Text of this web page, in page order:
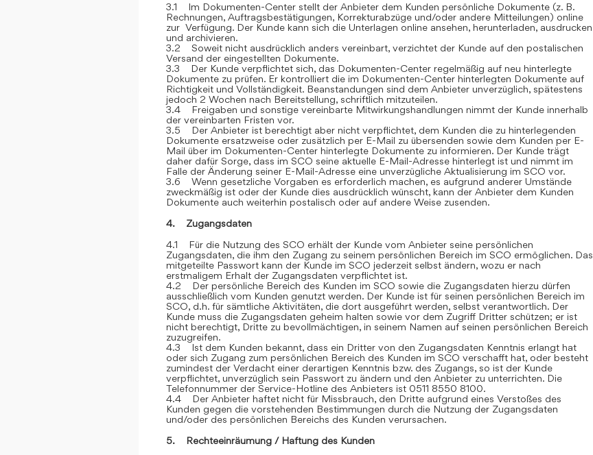
3.1 Im Dokumenten-Center stellt der Anbieter dem Kunden persönliche Dokumente (z. B.
Rechnungen, Auftragsbestätigungen, Korrekturabzüge und/oder andere Mitteilungen) online
zur Verfügung. Der Kunde kann sich die Unterlagen online ansehen, herunterladen, ausdrucken
und archivieren.
3.2 Soweit nicht ausdrücklich anders vereinbart, verzichtet der Kunde auf den postalischen
Versand der eingestellten Dokumente.
3.3 Der Kunde verpflichtet sich, das Dokumenten-Center regelmäßig auf neu hinterlegte
Dokumente zu prüfen. Er kontrolliert die im Dokumenten-Center hinterlegten Dokumente auf
Richtigkeit und Vollständigkeit. Beanstandungen sind dem Anbieter unverzüglich, spätestens
jedoch 2 Wochen nach Bereitstellung, schriftlich mitzuteilen.
3.4 Freigaben und sonstige vereinbarte Mitwirkungshandlungen nimmt der Kunde innerhalb
der vereinbarten Fristen vor.
3.5 Der Anbieter ist berechtigt aber nicht verpflichtet, dem Kunden die zu hinterlegenden
Dokumente ersatzweise oder zusätzlich per E-Mail zu übersenden sowie dem Kunden per E-
Mail über im Dokumenten-Center hinterlegte Dokumente zu informieren. Der Kunde trägt
daher dafür Sorge, dass im SCO seine aktuelle E-Mail-Adresse hinterlegt ist und nimmt im
Falle der Änderung seiner E-Mail-Adresse eine unverzügliche Aktualisierung im SCO vor.
3.6 Wenn gesetzliche Vorgaben es erforderlich machen, es aufgrund anderer Umstände
zweckmäßig ist oder der Kunde dies ausdrücklich wünscht, kann der Anbieter dem Kunden
Dokumente auch weiterhin postalisch oder auf andere Weise zusenden.
4. Zugangsdaten
4.1 Für die Nutzung des SCO erhält der Kunde vom Anbieter seine persönlichen
Zugangsdaten, die ihm den Zugang zu seinem persönlichen Bereich im SCO ermöglichen. Das
mitgeteilte Passwort kann der Kunde im SCO jederzeit selbst ändern, wozu er nach
erstmaligem Erhalt der Zugangsdaten verpflichtet ist.
4.2 Der persönliche Bereich des Kunden im SCO sowie die Zugangsdaten hierzu dürfen
ausschließlich vom Kunden genutzt werden. Der Kunde ist für seinen persönlichen Bereich im
SCO, d.h. für sämtliche Aktivitäten, die dort ausgeführt werden, selbst verantwortlich. Der
Kunde muss die Zugangsdaten geheim halten sowie vor dem Zugriff Dritter schützen; er ist
nicht berechtigt, Dritte zu bevollmächtigen, in seinem Namen auf seinen persönlichen Bereich
zuzugreifen.
4.3 Ist dem Kunden bekannt, dass ein Dritter von den Zugangsdaten Kenntnis erlangt hat
oder sich Zugang zum persönlichen Bereich des Kunden im SCO verschafft hat, oder besteht
zumindest der Verdacht einer derartigen Kenntnis bzw. des Zugangs, so ist der Kunde
verpflichtet, unverzüglich sein Passwort zu ändern und den Anbieter zu unterrichten. Die
Telefonnummer der Service-Hotline des Anbieters ist 0511 8550 8100.
4.4 Der Anbieter haftet nicht für Missbrauch, den Dritte aufgrund eines Verstoßes des
Kunden gegen die vorstehenden Bestimmungen durch die Nutzung der Zugangsdaten
und/oder des persönlichen Bereichs des Kunden verursachen.
5. Rechteeinräumung / Haftung des Kunden